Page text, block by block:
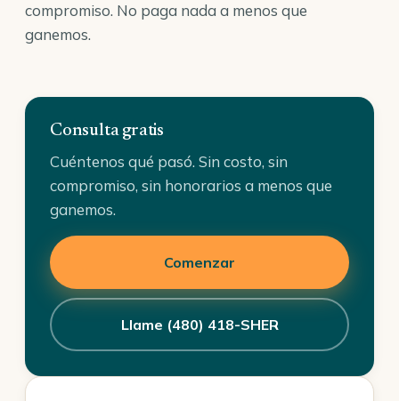
compromiso. No paga nada a menos que
ganemos.
Consulta gratis
Cuéntenos qué pasó. Sin costo, sin
compromiso, sin honorarios a menos que
ganemos.
Comenzar
Llame (480) 418-SHER